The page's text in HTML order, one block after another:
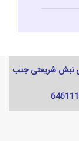
نبش شریعتی جنب